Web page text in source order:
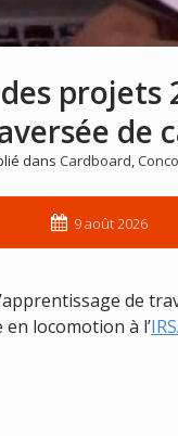
projets
de
dans Cardboard,
9 août 2026
de
locomotion à l’